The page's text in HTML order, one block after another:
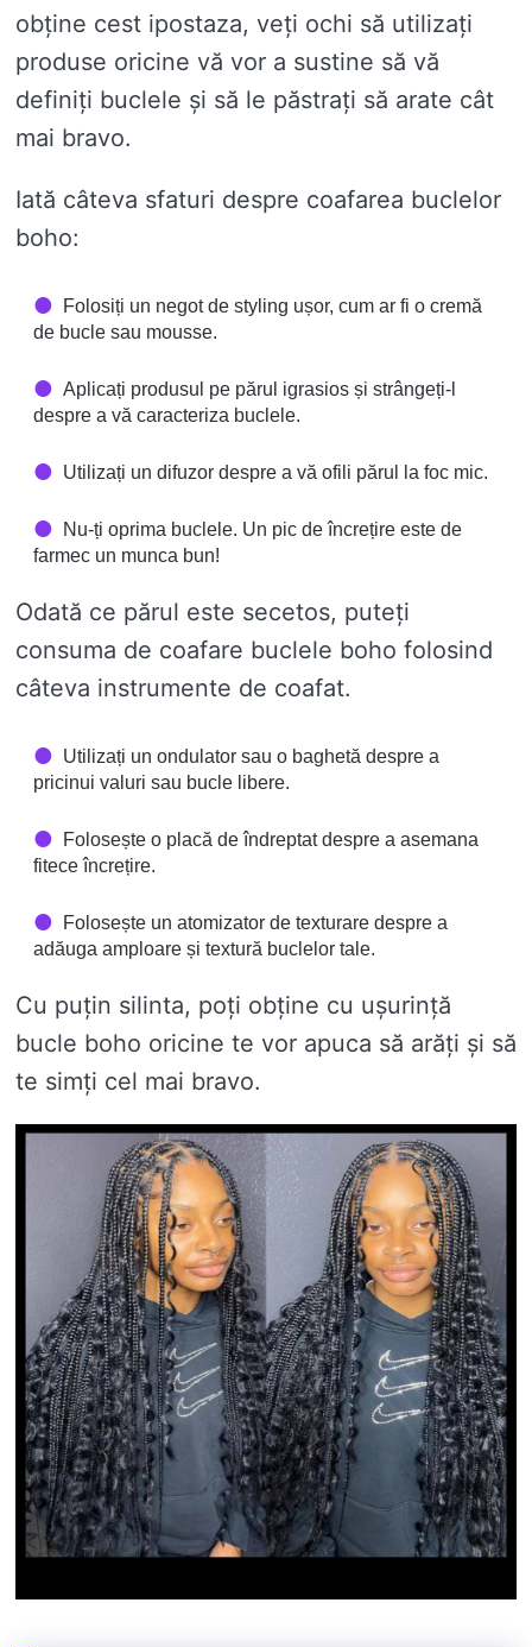
obține cest ipostaza, veți ochi să utilizați
produse oricine vă vor a sustine să vă
definiți buclele și să le păstrați să arate cât
mai bravo.
Iată câteva sfaturi despre coafarea buclelor
boho:
Folosiți un negot de styling ușor, cum ar fi o cremă
de bucle sau mousse.
Aplicați produsul pe părul igrasios și strângeți-l
despre a vă caracteriza buclele.
Utilizați un difuzor despre a vă ofili părul la foc mic.
Nu-ți oprima buclele. Un pic de încrețire este de
farmec un munca bun!
Odată ce părul este secetos, puteți
consuma de coafare buclele boho folosind
câteva instrumente de coafat.
Utilizați un ondulator sau o baghetă despre a
pricinui valuri sau bucle libere.
Folosește o placă de îndreptat despre a asemana
fitece încrețire.
Folosește un atomizator de texturare despre a
adăuga amploare și textură buclelor tale.
Cu puțin silinta, poți obține cu ușurință
bucle boho oricine te vor apuca să arăți și să
te simți cel mai bravo.